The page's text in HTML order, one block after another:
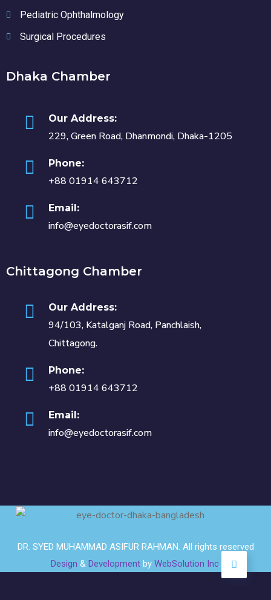
Pediatric Ophthalmology
Surgical Procedures
Dhaka Chamber
Our Address:
229, Green Road, Dhanmondi, Dhaka-1205
Phone:
+88 01914 643712
Email:
info@eyedoctorasif.com
Chittagong Chamber
Our Address:
94/103, Katalganj Road, Panchlaish,
Chittagong.
Phone:
+88 01914 643712
Email:
info@eyedoctorasif.com
DR. SYED MUHAMMAD ASIFUR RAHMAN. All rights reserved
Design & Developmentby WebSolution Inc.